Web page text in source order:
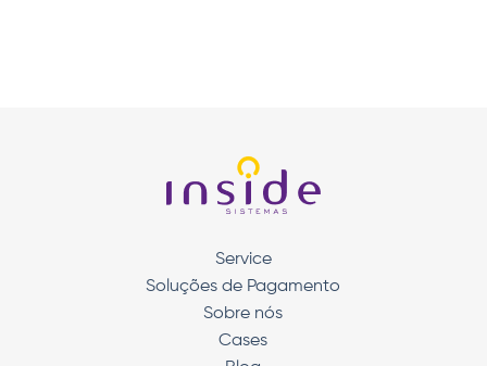
Service
Soluções de Pagamento
Sobre nós
Cases